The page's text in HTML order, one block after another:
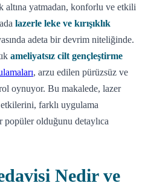
altına yatmadan, konforlu ve etkili
lazerle leke ve kırışıklık
adeta bir devrim niteliğinde.
ameliyatsız cilt gençleştirme
, arzu edilen pürüzsüz ve
oynuyor. Bu makalede, lazer
farklı uygulama
olduğunu detaylıca
Nedir ve